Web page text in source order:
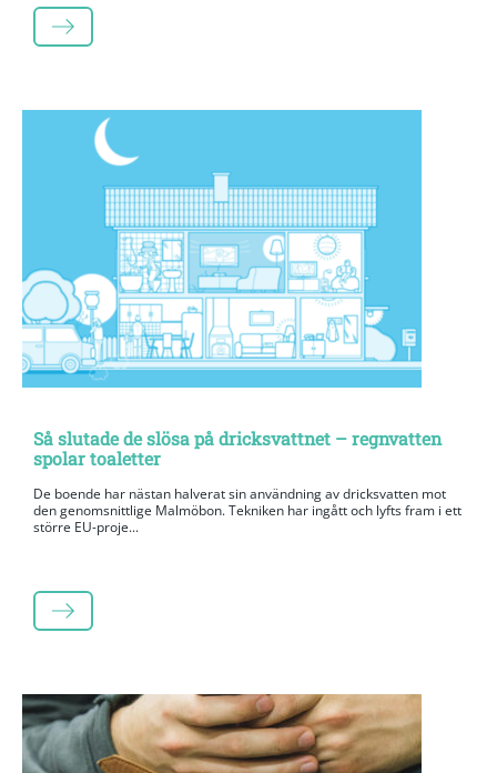
LÄS MER
Så slutade de slösa på dricksvattnet – regnvatten
spolar toaletter
De boende har nästan halverat sin användning av dricksvatten mot
den genomsnittlige Malmöbon. Tekniken har ingått och lyfts fram i ett
större EU-proje...
LÄS MER